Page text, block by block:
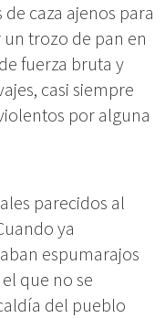
caza ajenos para
trozo de pan en
fuerza bruta y
casi siempre
por alguna
parecidos al
ya
espumarajos
que no se
del pueblo